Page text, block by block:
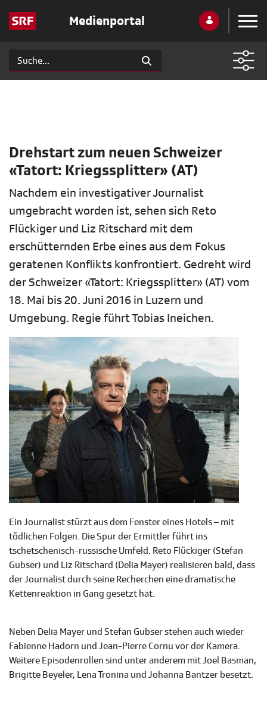
Medienportal
Drehstart zum neuen Schweizer
«Tatort: Kriegssplitter» (AT)
Nachdem ein investigativer Journalist
umgebracht worden ist, sehen sich Reto
Flückiger und Liz Ritschard mit dem
erschütternden Erbe eines aus dem Fokus
geratenen Konflikts konfrontiert. Gedreht wird
der Schweizer «Tatort: Kriegssplitter» (AT) vom
18. Mai bis 20. Juni 2016 in Luzern und
Umgebung. Regie führt Tobias Ineichen.
Ein Journalist stürzt aus dem Fenster eines Hotels – mit
tödlichen Folgen. Die Spur der Ermittler führt ins
tschetschenisch-russische Umfeld. Reto Flückiger (Stefan
Gubser) und Liz Ritschard (Delia Mayer) realisieren bald, dass
der Journalist durch seine Recherchen eine dramatische
Kettenreaktion in Gang gesetzt hat.
Neben Delia Mayer und Stefan Gubser stehen auch wieder
Fabienne Hadorn und Jean-Pierre Cornu vor der Kamera.
Weitere Episodenrollen sind unter anderem mit Joel Basman,
Brigitte Beyeler, Lena Tronina und Johanna Bantzer besetzt.